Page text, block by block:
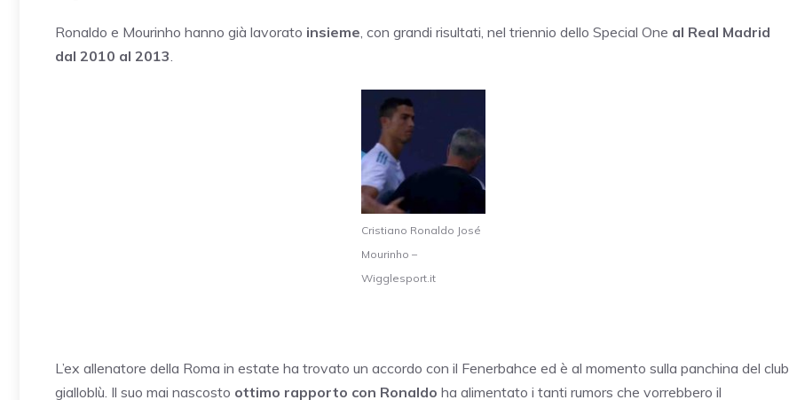
Ronaldo e Mourinho hanno già lavorato insieme , con grandi risultati, nel triennio dello Special One al Real Madrid
dal 2010 al 2013
Cristiano Ronaldo José
Mourinho –
Wigglesport.it
L’ex allenatore della Roma in estate ha trovato un accordo con il Fenerbahce ed è al momento sulla panchina del club
gialloblù. Il suo mai nascosto ottimo rapporto con Ronaldo ha alimentato i tanti rumors che vorrebbero il